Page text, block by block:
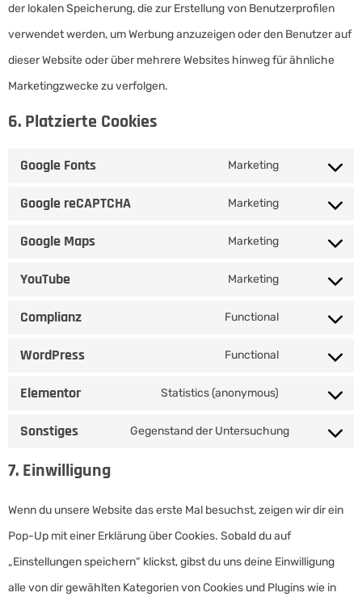
der lokalen Speicherung, die zur Erstellung von Benutzerprofilen
verwendet werden, um Werbung anzuzeigen oder den Benutzer auf
dieser Website oder über mehrere Websites hinweg für ähnliche
Marketingzwecke zu verfolgen.
6. Platzierte Cookies
Google Fonts Marketing
Google reCAPTCHA Marketing
Google Maps Marketing
YouTube Marketing
Complianz Functional
WordPress Functional
Elementor Statistics (anonymous)
Sonstiges Gegenstand der Untersuchung
7. Einwilligung
Wenn du unsere Website das erste Mal besuchst, zeigen wir dir ein
Pop-Up mit einer Erklärung über Cookies. Sobald du auf
„Einstellungen speichern“ klickst, gibst du uns deine Einwilligung
alle von dir gewählten Kategorien von Cookies und Plugins wie in